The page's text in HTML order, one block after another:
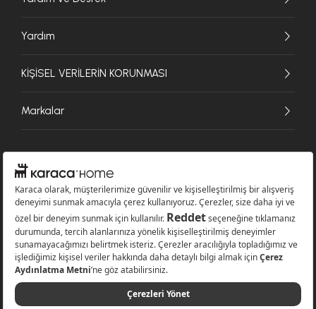
Yardım
KİŞİSEL VERİLERİN KORUNMASI
Markalar
© 2026 Karaca Home Collection Tekstil Sanayi ve Ticaret A.Ş. - Tüm hakları
saklıdır.